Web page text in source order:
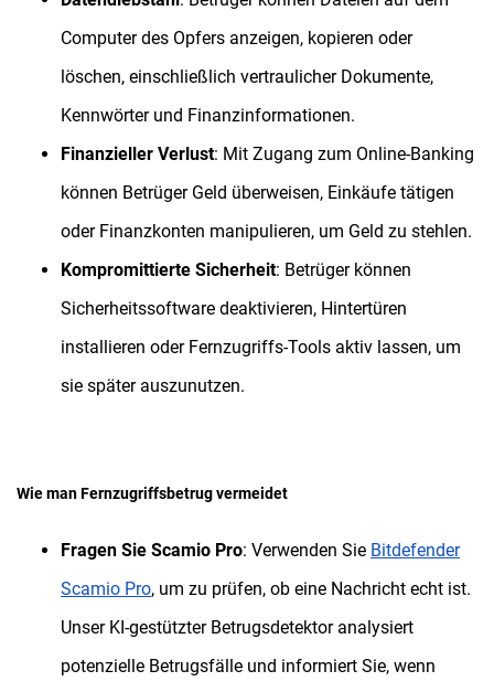
Computer des Opfers anzeigen, kopieren oder
löschen, einschließlich vertraulicher Dokumente,
Kennwörter und Finanzinformationen.
Finanzieller Verlust: Mit Zugang zum Online-Banking
können Betrüger Geld überweisen, Einkäufe tätigen
oder Finanzkonten manipulieren, um Geld zu stehlen.
Kompromittierte Sicherheit: Betrüger können
Sicherheitssoftware deaktivieren, Hintertüren
installieren oder Fernzugriffs-Tools aktiv lassen, um
sie später auszunutzen.
Wie man Fernzugriffsbetrug vermeidet
Fragen Sie Scamio Pro: Verwenden Sie Bitdefender
Scamio Pro, um zu prüfen, ob eine Nachricht echt ist.
Unser KI-gestützter Betrugsdetektor analysiert
potenzielle Betrugsfälle und informiert Sie, wenn